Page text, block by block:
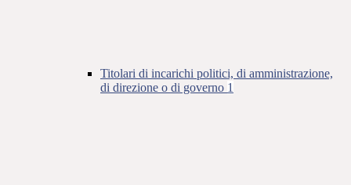
Titolari di incarichi politici, di amministrazione,
di direzione o di governo 1